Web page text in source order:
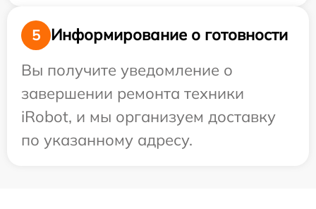
5
Информирование о готовности
Вы получите уведомление о
завершении ремонта техники
iRobot, и мы организуем доставку
по указанному адресу.